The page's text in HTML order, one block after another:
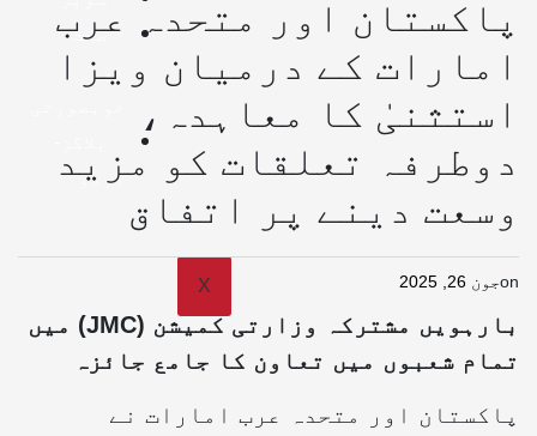
صحت
اور
اردو
X
پاکستان اور متحدہ عرب
امارات کے درمیان ویزا
استثنیٰ کا معاہدہ،
دوطرفہ تعلقات کو مزید
وسعت دینے پر اتفاق
onجون 26, 2025
بارہویں مشترکہ وزارتی کمیشن (JMC) میں
تمام شعبوں میں تعاون کا جامع جائزہ
پاکستان اور متحدہ عرب امارات نے